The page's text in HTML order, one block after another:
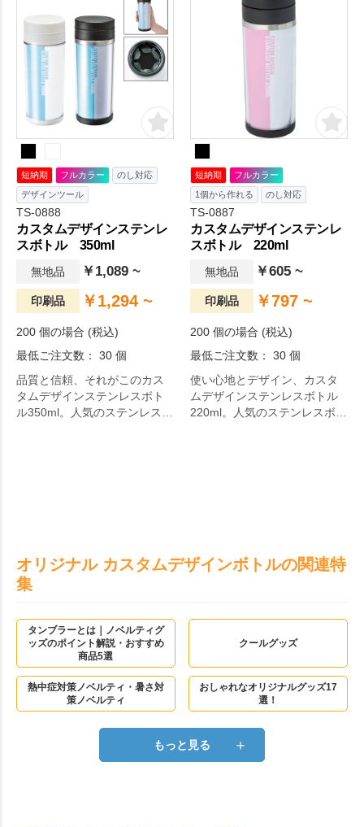
短納期 フルカラー
のし対応
デザインツール
TS-0888
カスタムデザインステンレ
スボトル 350ml
無地品 ￥1,089 ~
印刷品 ￥1,294 ~
200 個の場合 (税込)
最低ご注文数： 30 個
品質と信頼、それがこのカス
タムデザインステンレスボト
ル350ml。人気のステンレスボ
まで、用途は様々。ステンレ
スの二層構造で、温かい飲み
物も。
短納期
フルカラー
1個から作れる
のし対応
TS-0887
カスタムデザインステンレ
スボトル 220ml
無地品 ￥605 ~
印刷品 ￥797 ~
200 個の場合 (税込)
最低ご注文数： 30 個
使い心地とデザイン、カスタ
ムデザインステンレスボトル
220ml。人気のステンレスボト
まで、用途は様々。ステンレ
スの二層構造で、温かい飲み
オリジナル カスタムデザインボトルの関連特
集
タンブラーとは｜ノベルティグ
ッズのポイント解説・おすすめ
商品5選
クールグッズ
熱中症対策ノベルティ・暑さ対
策ノベルティ
おしゃれなオリジナルグッズ17
選！
もっと見る ＋